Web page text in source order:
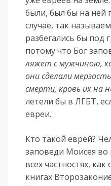
были, был бы на ней
случае, так
разбегались бы под
потому что Бог
ляжет с мужчиною,
они сделали
смерти, кровь их на
летели бы в ЛГБТ,
евреи.
Кто такой еврей?
заповеди Моисея во
всех частностях,
книгах